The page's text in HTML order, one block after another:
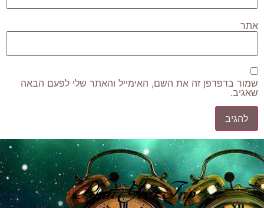
אתר
שמור בדפדפן זה את השם, האימייל והאתר שלי לפעם הבאה
שאגיב.
Plan Your Trip